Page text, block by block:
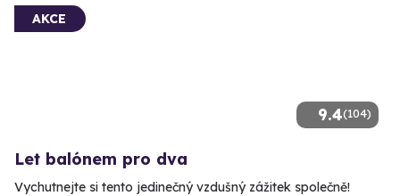
9.4(104)
AKCE
Let balónem pro dva
Vychutnejte si tento jedinečný vzdušný zážitek společně!